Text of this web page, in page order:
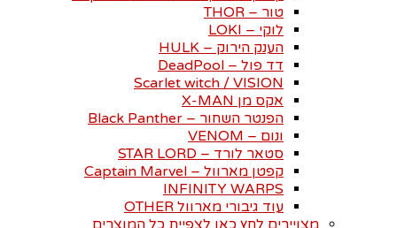
טור – THOR
לוקי – LOKI
הענק הירוק – HULK
דד פול – DeadPool
Scarlet witch / VISION
אקס מן X-MAN
הפנטר השחור – Black Panther
ונום – VENOM
סטאר לורד – STAR LORD
קפטן מארוול – Captain Marvel
INFINITY WARPS
עוד גיבורי מארוול OTHER
מצויירים לחץ כאן לצפיית כל המוצרים